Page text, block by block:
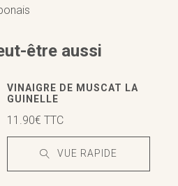
être aussi
VINAIGRE DE MUSCAT LA
GUINELLE
11.90€ TTC
VUE RAPIDE